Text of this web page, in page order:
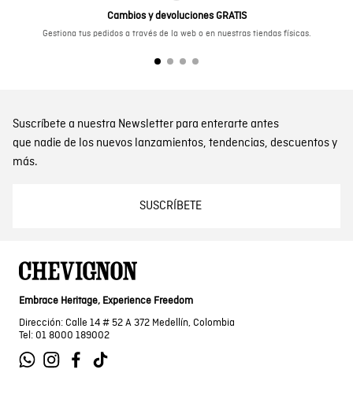
Cambios y devoluciones GRATIS
Gestiona tus pedidos a través de la web o en nuestras tiendas físicas.
Suscríbete a nuestra Newsletter para enterarte antes
que nadie de los nuevos lanzamientos, tendencias, descuentos y
más.
SUSCRÍBETE
Embrace Heritage, Experience Freedom
Dirección: Calle 14 # 52 A 372 Medellín, Colombia
Tel: 01 8000 189002